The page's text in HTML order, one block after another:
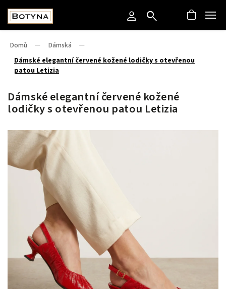
Domů / Dámská
/
Dámské elegantní červené kožené lodičky s otevřenou
patou Letizia
Dámské elegantní červené kožené
lodičky s otevřenou patou Letizia